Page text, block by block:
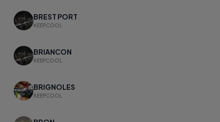
BREST PORT
KEEPCOOL
BRIANCON
KEEPCOOL
BRIGNOLES
KEEPCOOL